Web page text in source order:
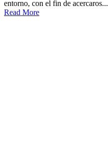
entorno, con el fin de acercaros...
Read More